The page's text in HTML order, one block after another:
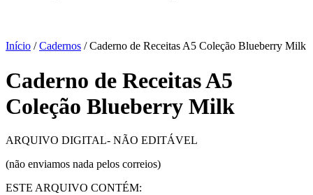
Início /Cadernos / Caderno de Receitas A5 Coleção Blueberry Milk
Caderno de Receitas A5
Coleção Blueberry Milk
ARQUIVO DIGITAL- NÃO EDITÁVEL
(não enviamos nada pelos correios)
ESTE ARQUIVO CONTÉM: